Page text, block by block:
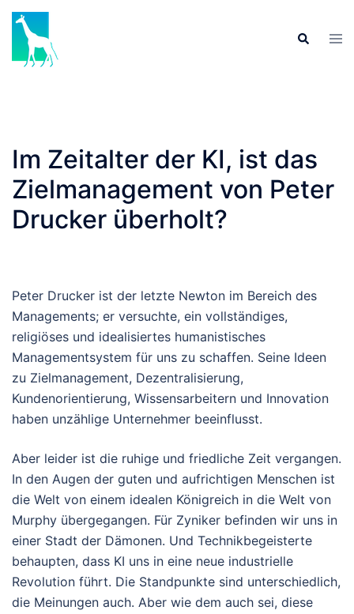
Skip
content
Search
Im Zeitalter der KI, ist das
Zielmanagement von Peter
Drucker überholt?
Peter Drucker ist der letzte Newton im Bereich des
Managements; er versuchte, ein vollständiges,
religiöses und idealisiertes humanistisches
Managementsystem für uns zu schaffen. Seine Ideen
zu Zielmanagement, Dezentralisierung,
Kundenorientierung, Wissensarbeitern und Innovation
haben unzählige Unternehmer beeinflusst.
Aber leider ist die ruhige und friedliche Zeit vergangen.
In den Augen der guten und aufrichtigen Menschen ist
die Welt von einem idealen Königreich in die Welt von
Murphy übergegangen. Für Zyniker befinden wir uns in
einer Stadt der Dämonen. Und Technikbegeisterte
behaupten, dass KI uns in eine neue industrielle
Revolution führt. Die Standpunkte sind unterschiedlich,
die Meinungen auch. Aber wie dem auch sei, diese